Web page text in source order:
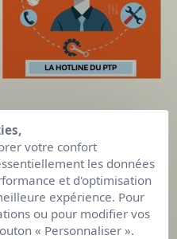
de formation,
en cours de
?
votre confort
les données
et d'optimisation
expérience. Pour
ou pour modifier vos
« Personnaliser ».